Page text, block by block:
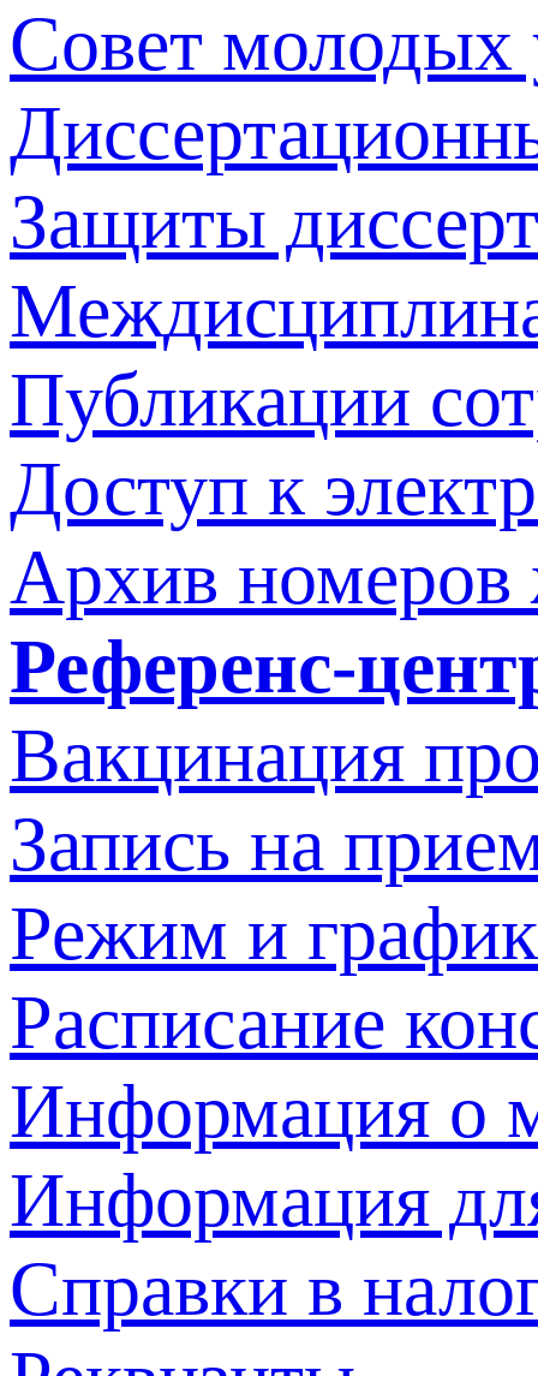
Совет молодых
Защиты
Публикации
Доступ к
Архив номеров
Референс-
Вакцинация
Запись на
Режим и
Расписание
Информация о
Информация
Справки в